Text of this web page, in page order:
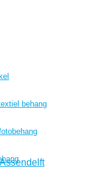
behang